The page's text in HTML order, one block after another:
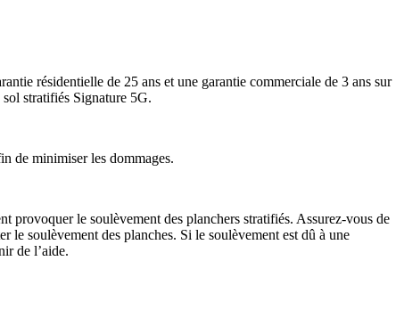
résidentielle de 25 ans et une garantie commerciale de 3 ans sur
stratifiés Signature 5G.
de minimiser les dommages.
provoquer le soulèvement des planchers stratifiés. Assurez-vous de
le soulèvement des planches. Si le soulèvement est dû à une
de l’aide.